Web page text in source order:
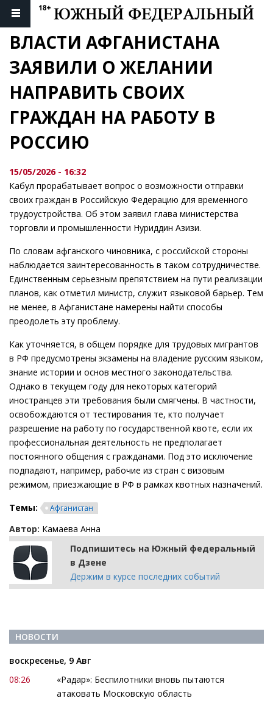
ВЛАСТИ АФГАНИСТАНА
ЗАЯВИЛИ О ЖЕЛАНИИ
НАПРАВИТЬ СВОИХ
ГРАЖДАН НА РАБОТУ В
РОССИЮ
15/05/2026 - 16:32
Кабул прорабатывает вопрос о возможности отправки
своих граждан в Российскую Федерацию для временного
трудоустройства. Об этом заявил глава министерства
торговли и промышленности Нуриддин Азизи.
По словам афганского чиновника, с российской стороны
наблюдается заинтересованность в таком сотрудничестве.
Единственным серьезным препятствием на пути реализации
планов, как отметил министр, служит языковой барьер. Тем
не менее, в Афганистане намерены найти способы
преодолеть эту проблему.
Как уточняется, в общем порядке для трудовых мигрантов
в РФ предусмотрены экзамены на владение русским языком,
знание истории и основ местного законодательства.
Однако в текущем году для некоторых категорий
иностранцев эти требования были смягчены. В частности,
освобождаются от тестирования те, кто получает
разрешение на работу по государственной квоте, если их
профессиональная деятельность не предполагает
постоянного общения с гражданами. Под это исключение
подпадают, например, рабочие из стран с визовым
режимом, приезжающие в РФ в рамках квотных назначений.
Темы:
Афганистан
Автор: Камаева Анна
Подпишитесь на Южный федеральный
в Дзене
Держим в курсе последних событий
НОВОСТИ
воскресенье, 9 Авг
08:26
«Радар»: Беспилотники вновь пытаются
атаковать Московскую область